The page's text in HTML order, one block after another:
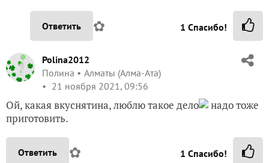
Ответить ✿ 1 Спасибо!
Polina2012
Полина
Алматы (Алма-Ата)
21 ноября 2021, 09:56
Ой, какая вкуснятина, люблю такое дело
надо тоже
приготовить.
Ответить ✿ 1 Спасибо!